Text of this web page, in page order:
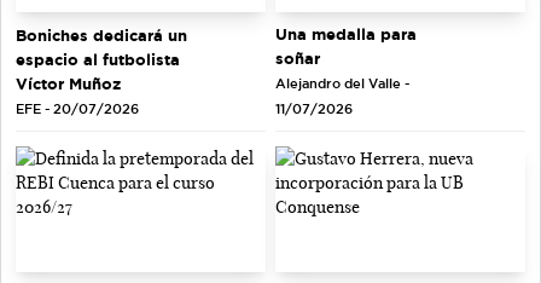
Boniches dedicará un
espacio al futbolista
Víctor Muñoz
EFE - 20/07/2026
Una medalla para
soñar
Alejandro del Valle -
11/07/2026